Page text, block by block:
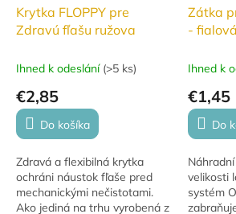
Krytka FLOPPY pre
Zdravú fľašu ružova
Ihned k odeslání (>5 ks)
€2,85
Do košíka
Zdravá a flexibilná krytka
ochráni náustok fľaše pred
mechanickými nečistotami.
Ako jediná na trhu vyrobená z
Zátka
- fialová
Ihned k
€1,45
Do
velikosti
systém